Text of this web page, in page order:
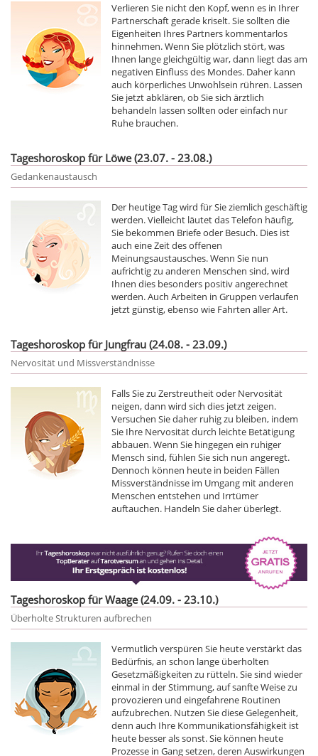
Verlieren Sie nicht den Kopf, wenn es in Ihrer
Partnerschaft gerade kriselt. Sie sollten die
Eigenheiten Ihres Partners kommentarlos
hinnehmen. Wenn Sie plötzlich stört, was
Ihnen lange gleichgültig war, dann liegt das am
negativen Einfluss des Mondes. Daher kann
auch körperliches Unwohlsein rühren. Lassen
Sie jetzt abklären, ob Sie sich ärztlich
behandeln lassen sollten oder einfach nur
Ruhe brauchen.
Tageshoroskop für Löwe (23.07. - 23.08.)
Gedankenaustausch
Der heutige Tag wird für Sie ziemlich geschäftig
werden. Vielleicht läutet das Telefon häufig,
Sie bekommen Briefe oder Besuch. Dies ist
auch eine Zeit des offenen
Meinungsaustausches. Wenn Sie nun
aufrichtig zu anderen Menschen sind, wird
Ihnen dies besonders positiv angerechnet
werden. Auch Arbeiten in Gruppen verlaufen
jetzt günstig, ebenso wie Fahrten aller Art.
Tageshoroskop für Jungfrau (24.08. - 23.09.)
Nervosität und Missverständnisse
Falls Sie zu Zerstreutheit oder Nervosität
neigen, dann wird sich dies jetzt zeigen.
Versuchen Sie daher ruhig zu bleiben, indem
Sie Ihre Nervosität durch leichte Betätigung
abbauen. Wenn Sie hingegen ein ruhiger
Mensch sind, fühlen Sie sich nun angeregt.
Dennoch können heute in beiden Fällen
Missverständnisse im Umgang mit anderen
Menschen entstehen und Irrtümer
auftauchen. Handeln Sie daher überlegt.
Tageshoroskop für Waage (24.09. - 23.10.)
Überholte Strukturen aufbrechen
Vermutlich verspüren Sie heute verstärkt das
Bedürfnis, an schon lange überholten
Gesetzmäßigkeiten zu rütteln. Sie sind wieder
einmal in der Stimmung, auf sanfte Weise zu
provozieren und eingefahrene Routinen
aufzubrechen. Nutzen Sie diese Gelegenheit,
denn auch Ihre Kommunikationsfähigkeit ist
heute besser als sonst. Sie können heute
Prozesse in Gang setzen, deren Auswirkungen